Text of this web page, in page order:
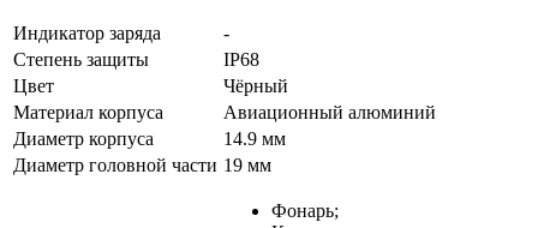
Индикатор заряда
-
Степень защиты
IP68
Цвет
Чёрный
Материал корпуса
Авиационный алюминий
Диаметр корпуса
14.9 мм
Диаметр головной части 19 мм
Фонарь;